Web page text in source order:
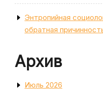
Энтропийная
обратная
Архив
Июль 2026